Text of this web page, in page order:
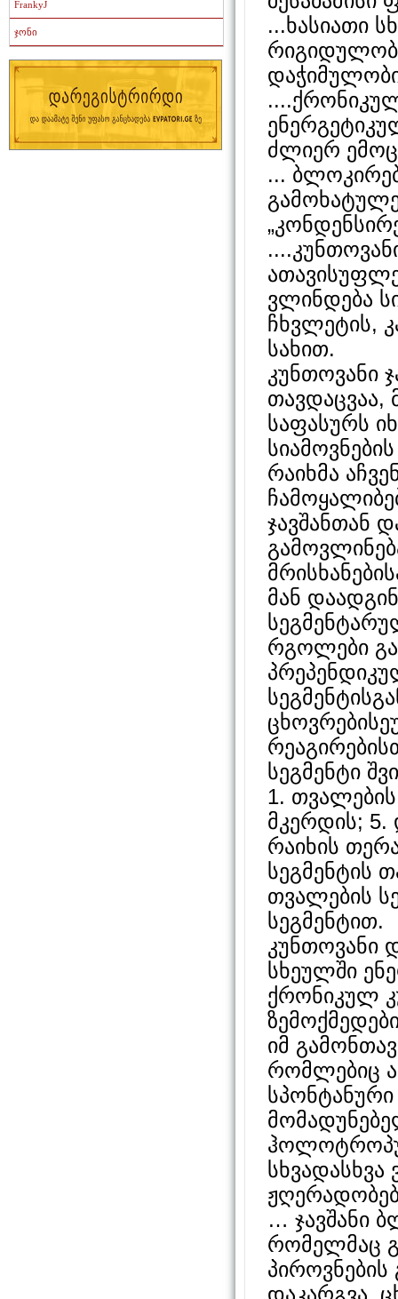
FrankyJ
ჯონი
...ხასიათი
ძლიერ
...
ვლინდება
ჩხვლეტის,
სახით.
კუნთოვანი
თავდაცვაა,
საფასურს
რაიხმა
ჯავშანთან
მან
რგოლები
სეგმენტი
1.
მკერდის; 5.
რაიხის
სეგმენტის
თვალების
სეგმენტით.
კუნთოვანი
სხეულში
ქრონიკულ
იმ
რომლებიც
სხვადასხვა
… ჯავშანი
რომელმაც
პიროვნების
დაკარგვა,